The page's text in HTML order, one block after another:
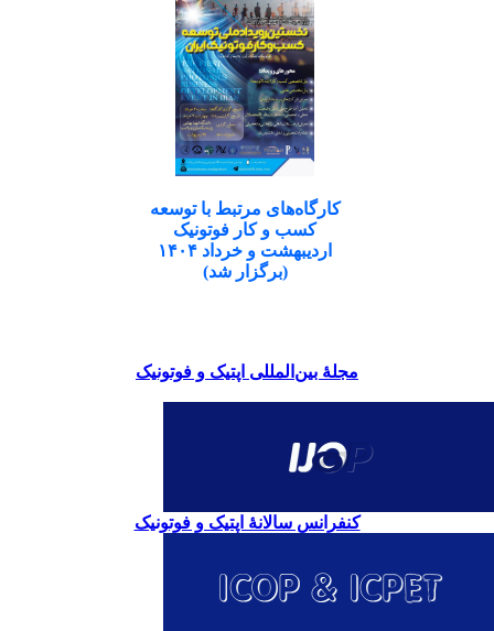
کارگاه‌های مرتبط با توسعه
کسب و کار فوتونیک
اردیبهشت و خرداد ۱۴۰۴
(برگزار شد)
مجلۀ بین‌المللی اپتیک و فوتونیک
کنفرانس سالانۀ اپتیک و فوتونیک